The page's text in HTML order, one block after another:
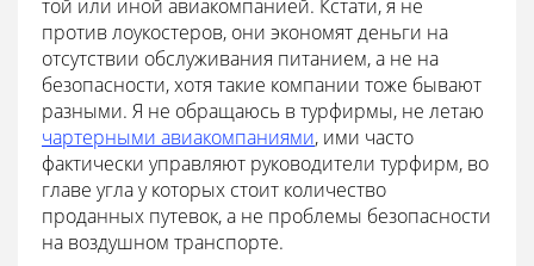
той или иной авиакомпанией. Кстати, я не
против лоукостеров, они экономят деньги на
отсутствии обслуживания питанием, а не на
безопасности, хотя такие компании тоже бывают
разными. Я не обращаюсь в турфирмы, не летаю
чартерными авиакомпаниями, ими часто
фактически управляют руководители турфирм, во
главе угла у которых стоит количество
проданных путевок, а не проблемы безопасности
на воздушном транспорте.